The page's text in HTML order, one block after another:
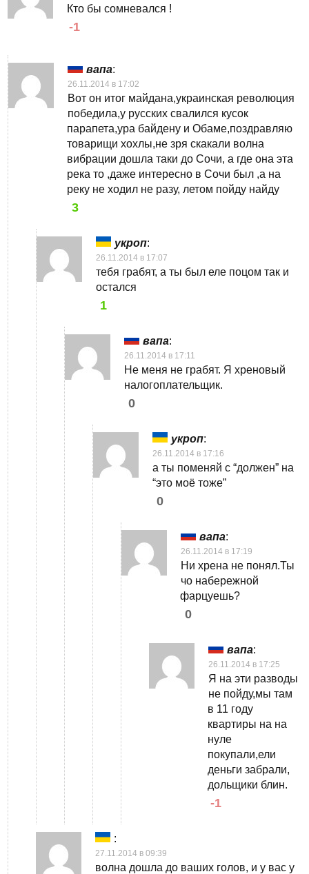
Кто бы сомневался !
-1
вапа:
26.11.2014 в 17:02
Вот он итог майдана,украинская революция
победила,у русских свалился кусок
парапета,ура байдену и Обаме,поздравляю
товарищи хохлы,не зря скакали волна
вибрации дошла таки до Сочи, а где она эта
река то ,даже интересно в Сочи был ,а на
реку не ходил не разу, летом пойду найду
3
укроп:
26.11.2014 в 17:07
тебя грабят, а ты был еле поцом так и
остался
1
вапа:
26.11.2014 в 17:11
Не меня не грабят. Я хреновый
налогоплательщик.
0
укроп:
26.11.2014 в 17:16
а ты поменяй с “должен” на
“это моё тоже”
0
вапа:
26.11.2014 в 17:19
Ни хрена не понял.Ты
чо набережной
фарцуешь?
0
вапа:
26.11.2014 в 17:25
Я на эти разводы
не пойду,мы там
в 11 году
квартиры на на
нуле
покупали,ели
деньги забрали,
дольщики блин.
-1
:
27.11.2014 в 09:39
волна дошла до ваших голов, и у вас у